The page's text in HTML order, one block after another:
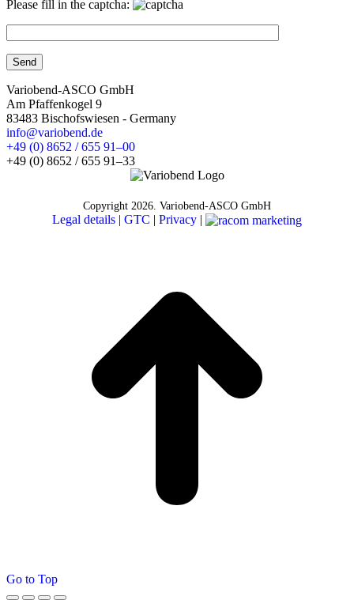
Please fill in the captcha:
Variobend-ASCO GmbH
Am Pfaffenkogel 9
83483 Bischofswiesen - Germany
info@variobend.de
+49 (0) 8652 / 655 91–00
+49 (0) 8652 / 655 91–33
Copyright 2026. Variobend-ASCO GmbH
Legal details | GTC | Privacy |
Go to Top